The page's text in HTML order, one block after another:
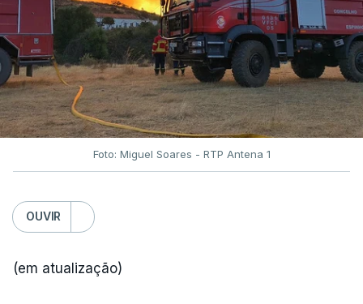
Foto: Miguel Soares - RTP Antena 1
OUVIR
(em atualização)